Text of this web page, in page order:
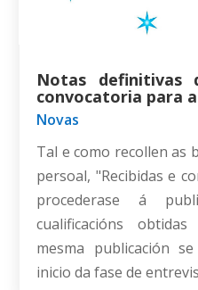
Notas definitivas
convocatoria para
Novas
Tal e como recollen as
persoal, "Recibidas e
procederase á
cualificacións
mesma publicación
inicio da fase de